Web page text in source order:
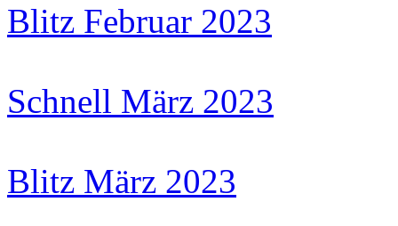
Blitz Februar 2023
Schnell März 2023
Blitz März 2023